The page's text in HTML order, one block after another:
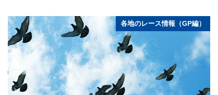
各地のレース情報（GP編）